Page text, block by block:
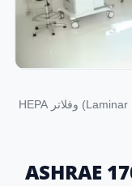
غرفة عمليات بنظام تدفق هواء لاميناري (Laminar Flow) وفلاتر HEPA